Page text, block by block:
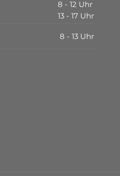
8 - 12 Uhr
13 - 17 Uhr
8 - 13 Uhr